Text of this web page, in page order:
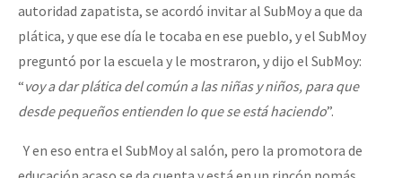
autoridad zapatista, se acordó invitar al SubMoy a que da
plática, y que ese día le tocaba en ese pueblo, y el SubMoy
preguntó por la escuela y le mostraron, y dijo el SubMoy:
“voy a dar plática del común a las niñas y niños, para que
desde pequeños entienden lo que se está haciendo”.
Y en eso entra el SubMoy al salón, pero la promotora de